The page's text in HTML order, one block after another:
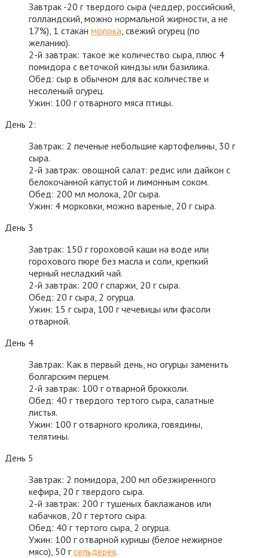
Завтрак -20 г твердого сыра (чеддер, российский,
голландский, можно нормальной жирности, а не
17%), 1 стакан молока, свежий огурец (по
желанию).
2-й завтрак: такое же количество сыра, плюс 4
помидора с веточкой киндзы или базилика.
Обед: сыр в обычном для вас количестве и
несоленый огурец.
Ужин: 100 г отварного мяса птицы.
День 2:
Завтрак: 2 печеные небольшие картофелины, 30 г
сыра.
2-й завтрак: овощной салат: редис или дайкон с
белокочанной капустой и лимонным соком.
Обед: 200 мл молока, 20г сыра.
Ужин: 4 морковки, можно вареные, 20 г сыра.
День 3
Завтрак: 150 г гороховой каши на воде или
горохового пюре без масла и соли, крепкий
черный несладкий чай.
2-й завтрак: 200 г спаржи, 20 г сыра.
Обед: 20 г сыра, 2 огурца.
Ужин: 15 г сыра, 100 г чечевицы или фасоли
отварной.
День 4
Завтрак: Как в первый день, но огурцы заменить
болгарским перцем.
2-й завтрак: 100 г отварной брокколи.
Обед: 40 г твердого тертого сыра, салатные
листья.
Ужин: 100 г отварного кролика, говядины,
телятины.
День 5
Завтрак: 2 помидора, 200 мл обезжиренного
кефира, 20 г твердого сыра.
2-й завтрак: 200 г тушеных баклажанов или
кабачков, 20 г тертого сыра.
Обед: 40 г тертого сыра, 2 огурца.
Ужин: 100 г отварной курицы (белое нежирное
мясо), 50 гсельдерея.